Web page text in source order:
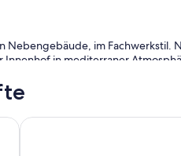
Nebengebäude, im
in mediterraner
(Pfalz und Elsaß) Preis nach
Nr.2
Ferienwohnungen Haus